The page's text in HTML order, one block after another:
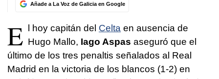
Añade a La Voz de Galicia en Google
E l hoy capitán del Celta en ausencia de
Hugo Mallo, Iago Aspas aseguró que el
último de los tres penaltis señalados al Real
Madrid en la victoria de los blancos (1-2) en